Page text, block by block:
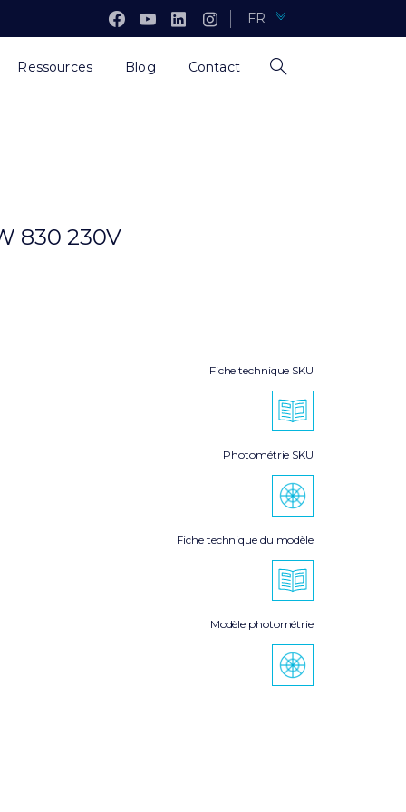
FR
Ressources Blog Contact
830 230V
Fiche technique SKU
Photométrie SKU
Fiche technique du modèle
Modèle photométrie